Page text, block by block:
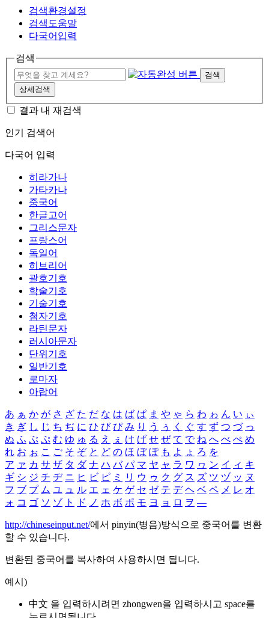
검색환경설정
검색도움말
다국어입력
검색
검색
상세검색
결과 내 재검색
인기 검색어
다국어 입력
히라가나
가타카나
중국어
한글고어
그리스문자
프랑스어
독일어
히브리어
괄호기호
학술기호
기술기호
첨자기호
라틴문자
러시아문자
단위기호
일반기호
로마자
아랍어
あ ぁ か が さ ざ た だ な は ば ぱ ま や ゃ ら わ ゎ ん い ぃ
き ぎ し じ ち ぢ に ひ び ぴ み り う ぅ く ぐ す ず つ づ っ
ぬ ふ ぶ ぷ む ゆ ゅ る え ぇ け げ せ ぜ て で ね へ べ ぺ め
れ お ぉ こ ご そ ぞ と ど の ほ ぼ ぽ も よ ょ ろ を
ア ァ カ サ ザ タ ダ ナ ハ バ パ マ ヤ ャ ラ ワ ヮ ン イ ィ キ
ギ シ ジ チ ヂ ニ ヒ ビ ピ ミ リ ウ ゥ ク グ ス ズ ツ ヅ ッ ヌ
フ ブ プ ム ユ ュ ル エ ェ ケ ゲ セ ゼ テ デ ヘ ベ ペ メ レ オ
ォ コ ゴ ソ ゾ ト ド ノ ホ ボ ポ モ ヨ ョ ロ ヲ ―
http://chineseinput.net/에서 pinyin(병음)방식으로 중국어를 변환
할 수 있습니다.
변환된 중국어를 복사하여 사용하시면 됩니다.
예시)
中文 을 입력하시려면 zhongwen을 입력하시고 space를